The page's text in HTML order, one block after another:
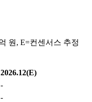
원, E=컨센서스 추정
2026.12(E)
-
-